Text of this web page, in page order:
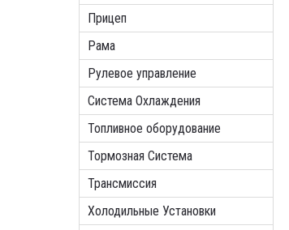
Прицеп
Рама
Рулевое управление
Система Охлаждения
Топливное оборудование
Тормозная Система
Трансмиссия
Холодильные Установки